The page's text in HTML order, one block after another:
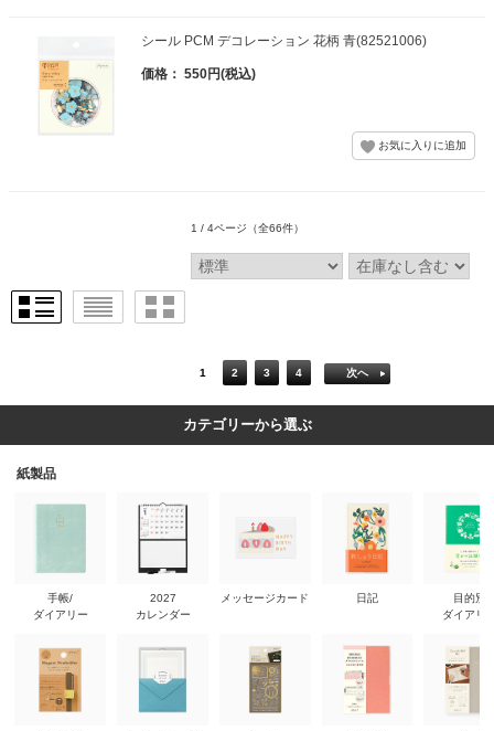
シール PCM デコレーション 花柄 青(82521006)
価格： 550円(税込)
1 / 4ページ （全66件）
1 2 3 4 次へ
カテゴリーから選ぶ
紙製品
手帳/
ダイアリー
2027
カレンダー
メッセージカード 日記
目的別
ダイアリ